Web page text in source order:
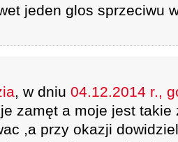
jeden glos sprzeciwu
, w dniu 04.12.2014 r.,
zamęt a moje jest
,a przy okazji